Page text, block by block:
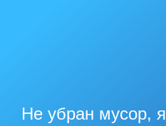
Не убран мусор,